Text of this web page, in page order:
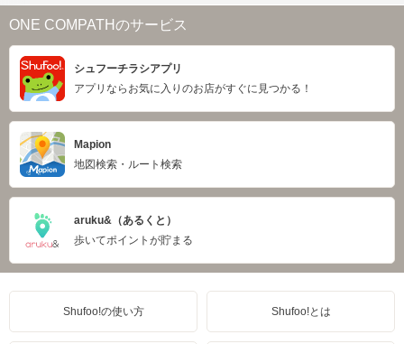
ONE COMPATHのサービス
シュフーチラシアプリ
アプリならお気に入りのお店がすぐに見つかる！
Mapion
地図検索・ルート検索
aruku&（あるくと）
歩いてポイントが貯まる
Shufoo!の使い方 Shufoo!とは